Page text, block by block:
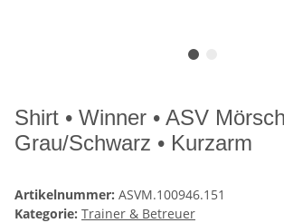
Shirt • Winner • ASV
Grau/Schwarz • Kurzarm
Artikelnummer: ASVM.100946.151
Kategorie: Trainer & Betreuer